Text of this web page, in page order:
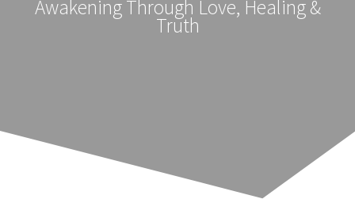
Awakening Through Love, Healing &
Truth